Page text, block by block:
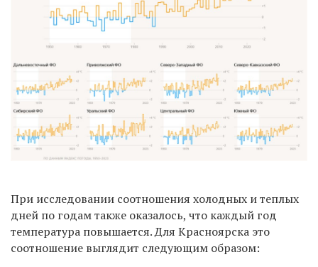
При исследовании соотношения холодных и теплых
дней по годам также оказалось, что каждый год
температура повышается. Для Красноярска это
соотношение выглядит следующим образом: